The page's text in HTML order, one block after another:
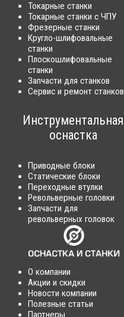
Токарные станки
Токарные станки с ЧПУ
Фрезерные станки
Кругло-шлифовальные
станки
Плоскошлифовальные
станки
Запчасти для станков
Сервис и ремонт станков
Инструментальная
оснастка
Приводные блоки
Статические блоки
Переходные втулки
Револьверные головки
Запчасти для
револьверных головок
О компании
Акции и скидки
Новости компании
Полезные статьи
Партнеры